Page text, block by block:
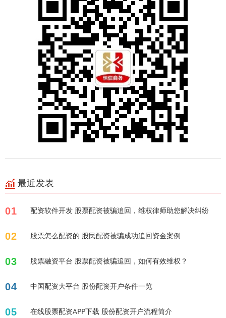
最近发表
01 配资软件开发 股票配资被骗追回，维权律师助您解决纠纷
02 股票怎么配资的 股民配资被骗成功追回资金案例
03 股票融资平台 股票配资被骗追回，如何有效维权？
04 中国配资大平台 股份配资开户条件一览
05 在线股票配资APP下载 股份配资开户流程简介